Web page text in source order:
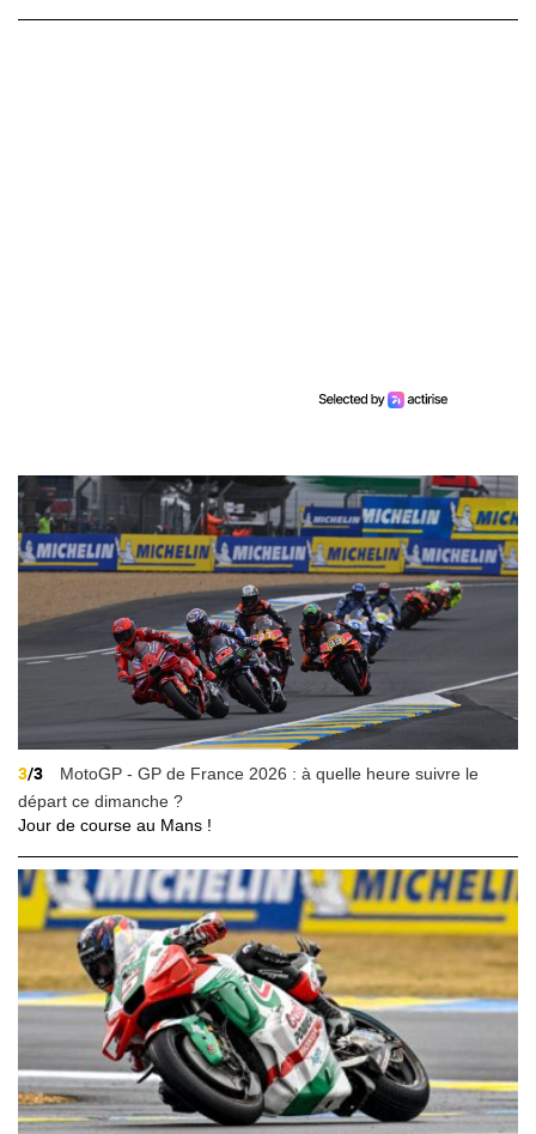
3/3
MotoGP - GP de France 2026 : à quelle heure suivre le
départ ce dimanche ?
Jour de course au Mans !